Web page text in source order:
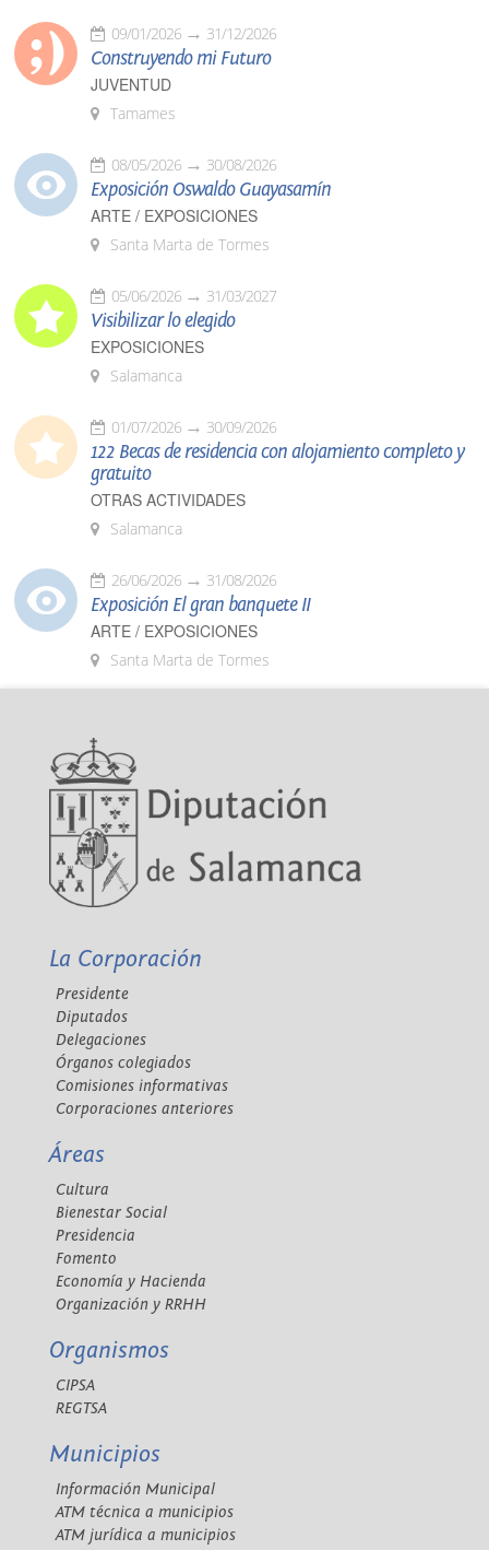
09/01/2026 31/12/2026
Construyendo mi Futuro
JUVENTUD
Tamames
08/05/2026 30/08/2026
Exposición Oswaldo Guayasamín
ARTE / EXPOSICIONES
Santa Marta de Tormes
05/06/2026 31/03/2027
Visibilizar lo elegido
EXPOSICIONES
Salamanca
01/07/2026 30/09/2026
122 Becas de residencia con alojamiento completo y
gratuito
OTRAS ACTIVIDADES
Salamanca
26/06/2026 31/08/2026
Exposición El gran banquete II
ARTE / EXPOSICIONES
Santa Marta de Tormes
La Corporación
Presidente
Diputados
Delegaciones
Órganos colegiados
Comisiones informativas
Corporaciones anteriores
Áreas
Cultura
Bienestar Social
Presidencia
Fomento
Economía y Hacienda
Organización y RRHH
Organismos
CIPSA
REGTSA
Municipios
Información Municipal
ATM técnica a municipios
ATM jurídica a municipios